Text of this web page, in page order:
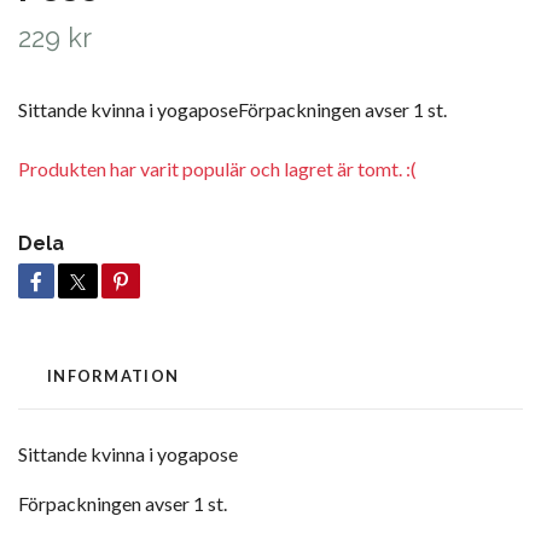
229 kr
Sittande kvinna i yogaposeFörpackningen avser 1 st.
Produkten har varit populär och lagret är tomt. :(
Dela
INFORMATION
Sittande kvinna i yogapose
Förpackningen avser 1 st.